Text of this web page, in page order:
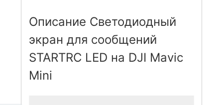
Описание Светодиодный
экран для сообщений
STARTRC LED на DJI Mavic
Mini